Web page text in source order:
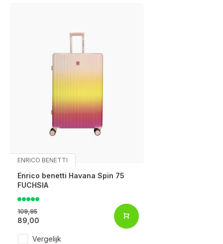
ENRICO BENETTI
Enrico benetti Havana Spin 75
FUCHSIA
109,95
89,00
Vergelijk